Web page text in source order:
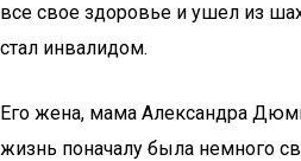
все свое здоровье и ушел из
стал инвалидом.
Его жена, мама Александра
жизнь поначалу была немного